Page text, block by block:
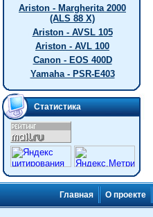
Ariston - Margherita 2000
(ALS 88 X)
Ariston - AVSL 105
Ariston - AVL 100
Canon - EOS 400D
Yamaha - PSR-E403
Статистика
Главная О проекте